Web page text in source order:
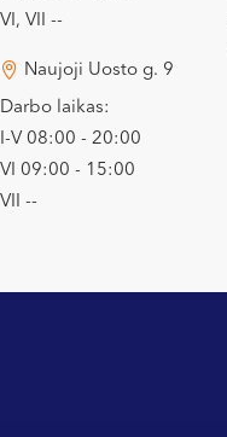
VI, VII --
Naujoji Uosto g. 9
Darbo laikas:
I-V 08:00 - 20:00
VI 09:00 - 15:00
VII --